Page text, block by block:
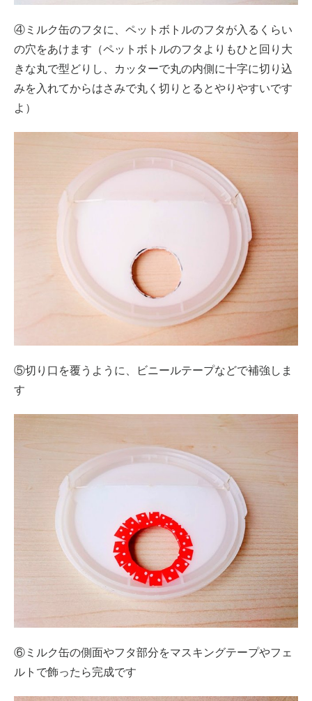
④ミルク缶のフタに、ペットボトルのフタが入るくらい
の穴をあけます（ペットボトルのフタよりもひと回り大
きな丸で型どりし、カッターで丸の内側に十字に切り込
みを入れてからはさみで丸く切りとるとやりやすいです
よ）
⑤切り口を覆うように、ビニールテープなどで補強しま
す
⑥ミルク缶の側面やフタ部分をマスキングテープやフェ
ルトで飾ったら完成です